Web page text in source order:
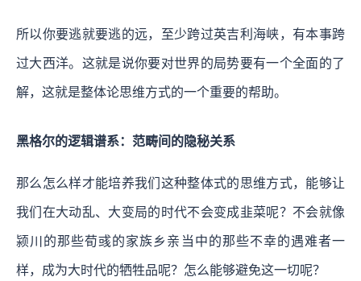
所以你要逃就要逃的远，至少跨过英吉利海峡，有本事跨
过大西洋。这就是说你要对世界的局势要有一个全面的了
解，这就是整体论思维方式的一个重要的帮助。
黑格尔的逻辑谱系：范畴间的隐秘关系
那么怎么样才能培养我们这种整体式的思维方式，能够让
我们在大动乱、大变局的时代不会变成韭菜呢？不会就像
颍川的那些荀彧的家族乡亲当中的那些不幸的遇难者一
样，成为大时代的牺牲品呢？怎么能够避免这一切呢？